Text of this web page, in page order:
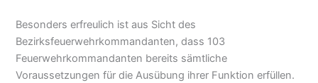
Besonders erfreulich ist aus Sicht des
Bezirksfeuerwehrkommandanten, dass 103
Feuerwehrkommandanten bereits sämtliche
Voraussetzungen für die Ausübung ihrer Funktion erfüllen.